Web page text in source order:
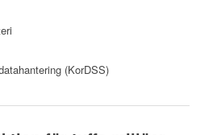
(KorDSS)